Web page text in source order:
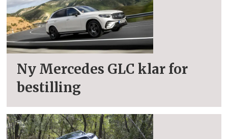
Ny Mercedes GLC klar for
bestilling